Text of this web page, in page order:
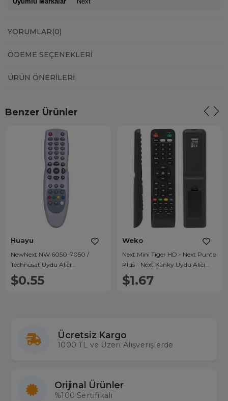
YORUMLAR(0)
ÖDEME SEÇENEKLERI
ÜRÜN ÖNERILERI
Benzer Ürünler
Huayu
NewNext NW 6050-7050 /
Technosat Uydu Alıcı
Kumandası
$0.55
Weko
Next Mini Tiger HD - Next Punto
Plus - Next Kanky Uydu Alıcı
Kumandası
$1.67
Ücretsiz Kargo
1000 TL ve Üzeri Alışverişlerde
Orijinal Ürünler
%100 Sertifikalı